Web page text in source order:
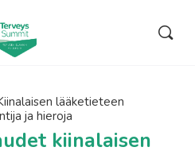
lääketieteen
ja hieroja
kiinalaisen